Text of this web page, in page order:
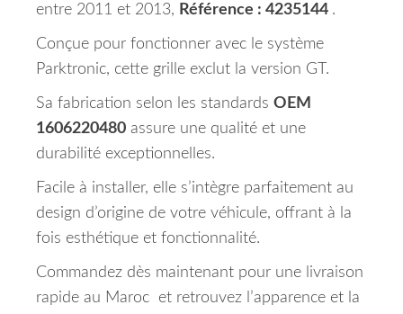
entre 2011 et 2013, Référence : 4235144 .
Conçue pour fonctionner avec le système
Parktronic, cette grille exclut la version GT.
Sa fabrication selon les standards OEM
1606220480 assure une qualité et une
durabilité exceptionnelles.
Facile à installer, elle s’intègre parfaitement au
design d’origine de votre véhicule, offrant à la
fois esthétique et fonctionnalité.
Commandez dès maintenant pour une livraison
rapide au Maroc et retrouvez l’apparence et la